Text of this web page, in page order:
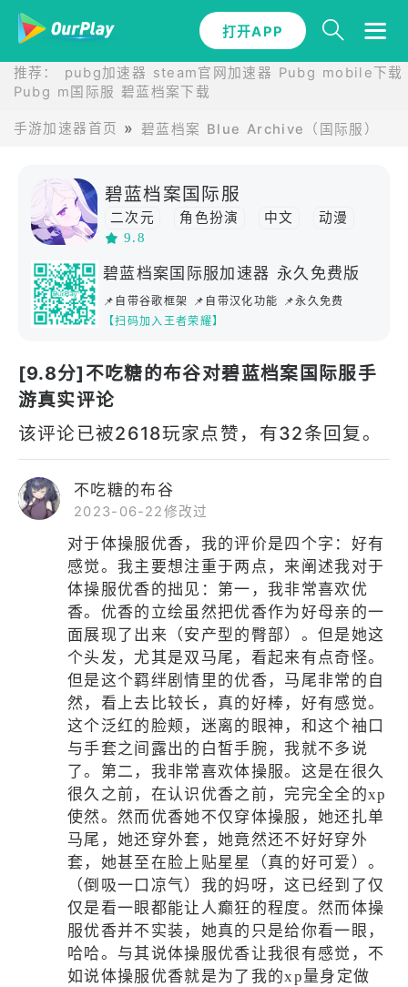
打开APP
推荐： pubg加速器 steam官网加速器 Pubg mobile下载
Pubg m国际服 碧蓝档案下载
手游加速器首页 碧蓝档案 Blue Archive（国际服）的
碧蓝档案国际服
二次元 角色扮演 中文
动漫
日系
9.8
碧蓝档案国际服加速器 永久免费版
📌自带谷歌框架 📌自带汉化功能 📌永久免费
【扫码加入王者荣耀】
[9.8分]不吃糖的布谷对碧蓝档案国际服手
游真实评论
该评论已被2618玩家点赞，有32条回复。
不吃糖的布谷
2023-06-22修改过
对于体操服优香，我的评价是四个字：好有
感觉。我主要想注重于两点，来阐述我对于
体操服优香的拙见：第一，我非常喜欢优
香。优香的立绘虽然把优香作为好母亲的一
面展现了出来（​安产​型的臀部）。但是她这
个头发，尤其是双马尾，看起来有点奇怪。
但是这个羁绊剧情里的优香，马尾非常的自
然，看上去比较长，真的好棒，好有感觉。
这个泛红的脸颊，迷离的眼神，和这个袖口
与手套之间露出的白皙手腕，我就不多说
了。第二，我非常喜欢体操服。这是在很久
很久之前，在认识优香之前，完完全全的xp
使然。然而优香她不仅穿体操服，她还扎单
马尾，她还穿外套，她竟然还不好好穿外
套，她甚至在脸上贴星星（真的好可爱）。
（倒吸一口凉气）我的妈呀，这已经到了仅
仅是看一眼都能让人癫狂的程度。然而体操
服优香并不实装，她真的只是给你看一眼，
哈哈。与其说体操服优香让我很有感觉，不
如说体操服优香就是为了我的xp量身定做